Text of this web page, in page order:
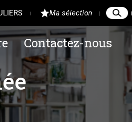
Ma sélection
Contactez-nous